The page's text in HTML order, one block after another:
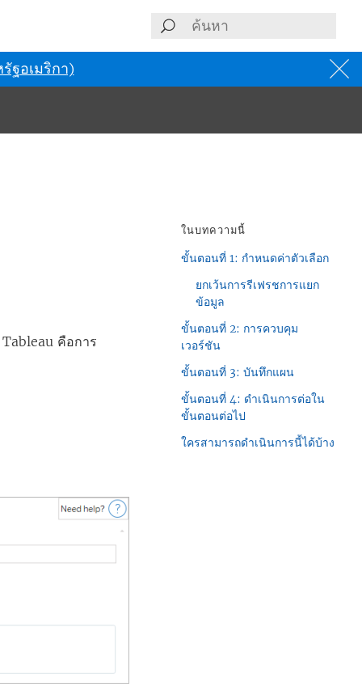
ฐอเมริกา)
คือการ
ในบทความนี้
ขั้นตอนที่ 1: กำหนดค่าตัวเลือก
ยกเว้นการรีเฟรชการแยก
ข้อมูล
ขั้นตอนที่ 2: การควบคุม
เวอร์ชัน
ขั้นตอนที่ 3: บันทึกแผน
ขั้นตอนที่ 4: ดำเนินการต่อใน
ขั้นตอนต่อไป
ใครสามารถดำเนินการนี้ได้บ้าง